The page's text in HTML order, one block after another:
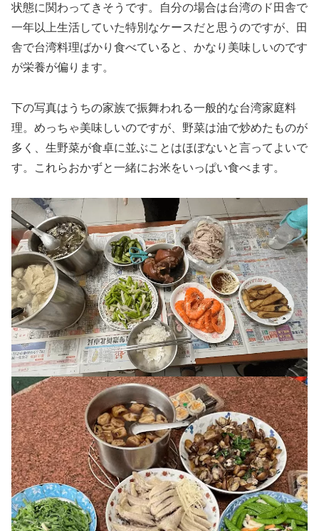
状態に関わってきそうです。自分の場合は台湾のド田舎で
一年以上生活していた特別なケースだと思うのですが、田
舎で台湾料理ばかり食べていると、かなり美味しいのです
が栄養が偏ります。
下の写真はうちの家族で振舞われる一般的な台湾家庭料
理。めっちゃ美味しいのですが、野菜は油で炒めたものが
多く、生野菜が食卓に並ぶことはほぼないと言ってよいで
す。これらおかずと一緒にお米をいっぱい食べます。